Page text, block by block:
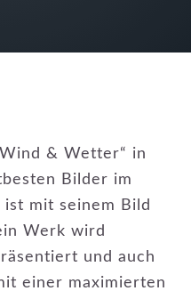
& Wetter“ in
Bilder im
mit seinem Bild
Werk wird
und auch
einer maximierten